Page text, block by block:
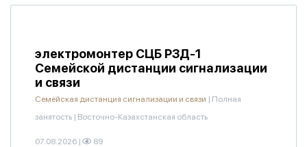
электромонтер СЦБ РЗД-1
Семейской дистанции сигнализации
и связи
Семейская дистанция сигнализации и связи | Полная
занятость | Восточно-Казахстанская область
07.08.2026 | 89